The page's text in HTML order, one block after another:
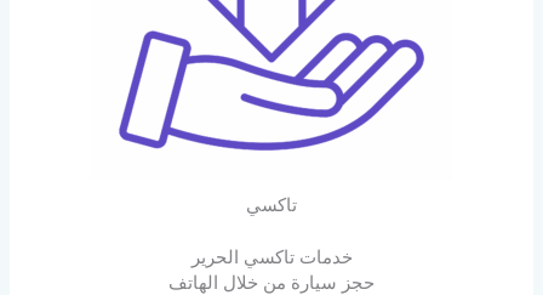
تاكسي
خدمات تاكسي الحرير
حجز سيارة من خلال الهاتف